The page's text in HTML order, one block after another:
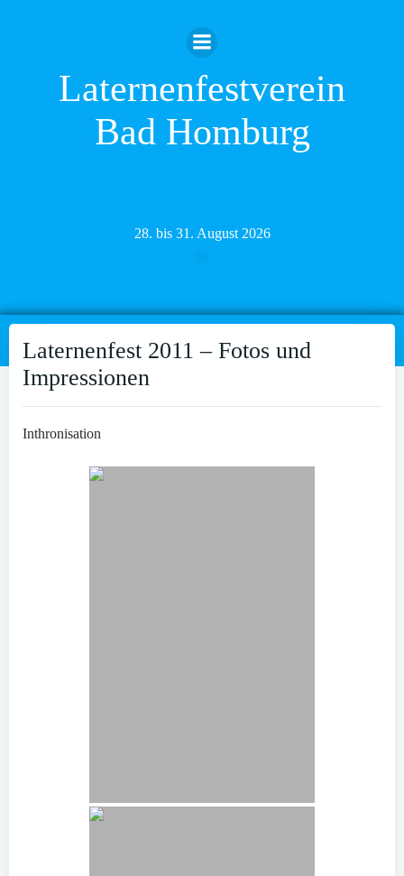
Inhalt
springen
Laternenfestverein
Bad Homburg
28. bis 31. August 2026
Laternenfest 2011 – Fotos und
Impressionen
Inthronisation